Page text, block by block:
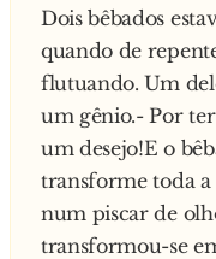
vizinha se tornem
fêmeas também.
O desejo foi
pediu uma
Prontamente ela
ligou o motor.
O urso estava
Dois bêbados
quando de
flutuando. Um
um gênio.- Por
um desejo!E o
transforme toda a
num piscar de
transformou-se